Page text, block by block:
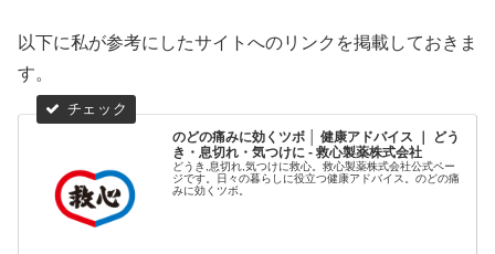
以下に私が参考にしたサイトへのリンクを掲載しておきま
す。
のどの痛みに効くツボ │ 健康アドバイス ｜ どう
き・息切れ・気つけに - 救心製薬株式会社
どうき,息切れ,気つけに救心。救心製薬株式会社公式ペー
ジです。日々の暮らしに役立つ健康アドバイス。のどの痛
みに効くツボ。